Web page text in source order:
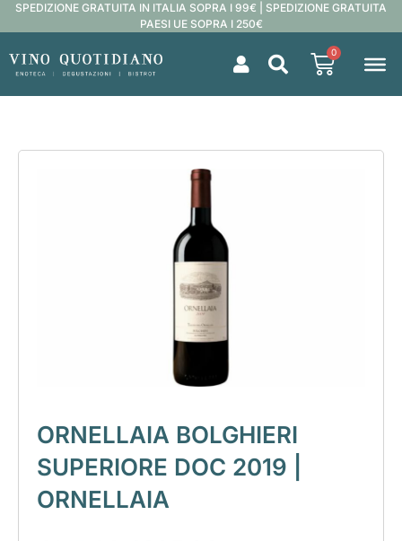
SPEDIZIONE GRATUITA IN ITALIA SOPRA I 99€ | SPEDIZIONE GRATUITA
PAESI UE SOPRA I 250€
0
ORNELLAIA BOLGHIERI
SUPERIORE DOC 2019 |
ORNELLAIA